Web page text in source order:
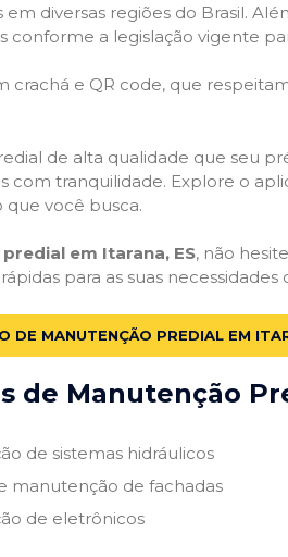
diversas regiões do Brasil.
conforme a legislação vigente
e QR code, que
de alta qualidade que seu
com tranquilidade. Explore o
que você busca.
em Itarana, ES, não
para as suas
DE MANUTENÇÃO PREDIAL EM
de Manutenção
de sistemas hidráulicos
manutenção de fachadas
de eletrônicos